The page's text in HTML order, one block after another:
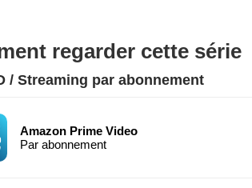
regarder cette série
/ Streaming par abonnement
Amazon Prime Video
Par abonnement